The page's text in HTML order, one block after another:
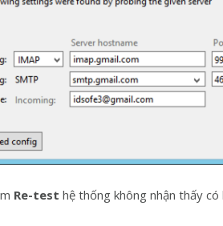
Re-test hệ thống không nhận thấy có